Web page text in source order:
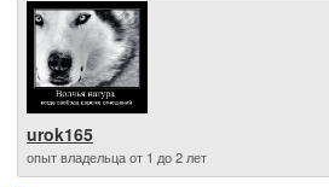
urok165
опыт владельца от 1 до 2 лет